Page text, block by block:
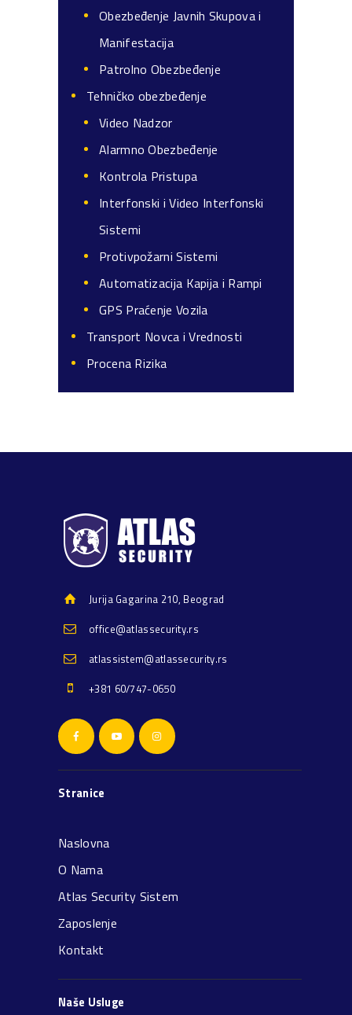
Obezbeđenje Javnih Skupova i
Manifestacija
Patrolno Obezbeđenje
Tehničko obezbeđenje
Video Nadzor
Alarmno Obezbeđenje
Kontrola Pristupa
Interfonski i Video Interfonski
Sistemi
Protivpožarni Sistemi
Automatizacija Kapija i Rampi
GPS Praćenje Vozila
Transport Novca i Vrednosti
Procena Rizika
Jurija Gagarina 210, Beograd
office@atlassecurity.rs
atlassistem@atlassecurity.rs
+381 60/747-0650
Stranice
Naslovna
O Nama
Atlas Security Sistem
Zaposlenje
Kontakt
Naše Usluge